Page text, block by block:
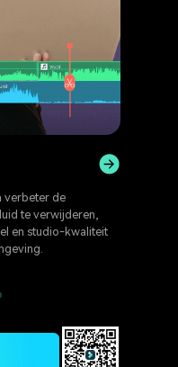
verbeter de
te verwijderen,
en studio-kwaliteit